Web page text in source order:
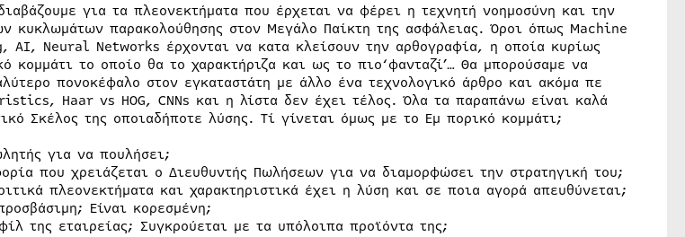
για τα πλεονεκτήματα που έρχεται να φέρει η τεχνητή νοημοσύνη και την
κυκλωμάτων παρακολούθησης στον Μεγάλο Παίκτη της ασφάλειας. Όροι όπως Machine
AI, Neural Networks έρχονται να κατα κλείσουν την αρθογραφία, η οποία κυρίως
κομμάτι το οποίο θα το χαρακτήριζα και ως το πιο‘φανταζί’… Θα μπορούσαμε να
πονοκέφαλο στον εγκαταστάτη με άλλο ένα τεχνολογικό άρθρο και ακόμα πε
Haar vs HOG, CNNs και η λίστα δεν έχει τέλος. Όλα τα παραπάνω είναι καλά
Σκέλος της οποιαδήποτε λύσης. Τί γίνεται όμως με το Εμ πορικό κομμάτι;
για να πουλήσει;
που χρειάζεται ο Διευθυντής Πωλήσεων για να διαμορφώσει την στρατηγική του;
πλεονεκτήματα και χαρακτηριστικά έχει η λύση και σε ποια αγορά απευθύνεται;
Είναι κορεσμένη;
της εταιρείας; Συγκρούεται με τα υπόλοιπα προϊόντα της;